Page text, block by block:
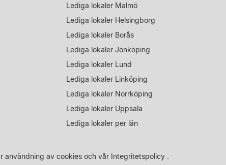
Lediga lokaler Malmö
Lediga lokaler Helsingborg
Lediga lokaler Borås
Lediga lokaler Jönköping
Lediga lokaler Lund
Lediga lokaler Linköping
Lediga lokaler Norrköping
Lediga lokaler Uppsala
Lediga lokaler per län
användning av cookiesoch vår Integritetspolicy.